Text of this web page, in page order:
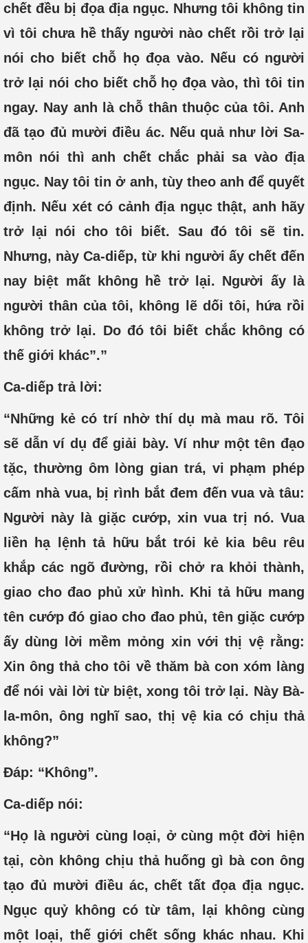
chết đều bị đọa địa ngục. Nhưng tôi không tin
vì tôi chưa hề thấy người nào chết rồi trở lại
nói cho biết chỗ họ đọa vào. Nếu có người
trở lại nói cho biết chỗ họ đọa vào, thì tôi tin
ngay. Nay anh là chỗ thân thuộc của tôi. Anh
đã tạo đủ mười điều ác. Nếu quả như lời Sa-
môn nói thì anh chết chắc phải sa vào địa
ngục. Nay tôi tin ở anh, tùy theo anh để quyết
định. Nếu xét có cảnh địa ngục thật, anh hãy
trở lại nói cho tôi biết. Sau đó tôi sẽ tin.
Nhưng, này Ca-diếp, từ khi người ấy chết đến
nay biệt mất không hề trở lại. Người ấy là
người thân của tôi, không lẽ dối tôi, hứa rồi
không trở lại. Do đó tôi biết chắc không có
thế giới khác”.”
Ca-diếp trả lời:
“Những kẻ có trí nhờ thí dụ mà mau rõ. Tôi
sẽ dẫn ví dụ để giải bày. Ví như một tên đạo
tặc, thường ôm lòng gian trá, vi phạm phép
cấm nhà vua, bị rình bắt đem đến vua và tâu:
Người này là giặc cướp, xin vua trị nó. Vua
liền hạ lệnh tả hữu bắt trói kẻ kia bêu rêu
khắp các ngõ đường, rồi chở ra khỏi thành,
giao cho đao phủ xử hình. Khi tả hữu mang
tên cướp đó giao cho đao phủ, tên giặc cướp
ấy dùng lời mềm mỏng xin với thị vệ rằng:
Xin ông thả cho tôi về thăm bà con xóm làng
để nói vài lời từ biệt, xong tôi trở lại. Này Bà-
la-môn, ông nghĩ sao, thị vệ kia có chịu thả
không?”
Đáp: “Không”.
Ca-diếp nói:
“Họ là người cùng loại, ở cùng một đời hiện
tại, còn không chịu thả huống gì bà con ông
tạo đủ mười điều ác, chết tất đọa địa ngục.
Ngục quỷ không có từ tâm, lại không cùng
một loại, thế giới chết sống khác nhau. Khi